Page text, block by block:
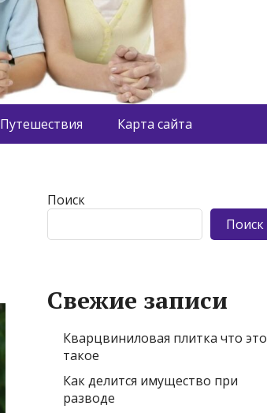
Путешествия Карта сайта
Поиск
Поиск
Свежие записи
Кварцвиниловая плитка что это
такое
Как делится имущество при
разводе